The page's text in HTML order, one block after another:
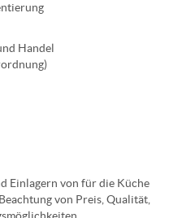
Handel
Einlagern von für die Küche
von Preis, Qualität,